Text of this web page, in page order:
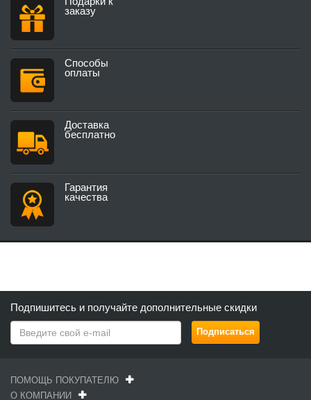
заказу
Способы
оплаты
Доставка
бесплатно
Гарантия
качества
Подпишитесь и получайте дополнительные скидки
ПОМОЩЬ ПОКУПАТЕЛЮ
О КОМПАНИИ